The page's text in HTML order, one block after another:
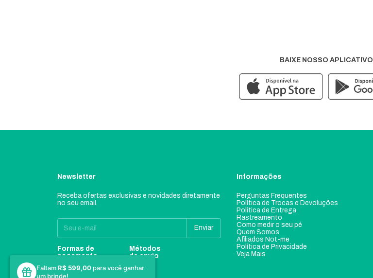
FaltamR$ 599,00 para você ganhar
um brinde!
BAIXE NOSSO APLICATIVO
Newsletter
Receba ofertas exclusivas e novidades diretamente
no seu email.
Informações
Perguntas Frequentes
Política de Trocas e Devoluções
Política de Entrega
Rastreamento
Como medir o seu pé
Quem Somos
Afiliados Not-me
Política de Privacidade
Veja Mais
Formas de
pagamento
Métodos
de envio